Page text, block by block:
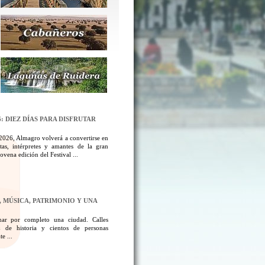
DIEZ DÍAS PARA DISFRUTAR
Almagro volverá a convertirse en
intérpretes y amantes de la gran
edición del Festival ...
PATRIMONIO Y UNA
por completo una ciudad. Calles
de historia y cientos de personas
...